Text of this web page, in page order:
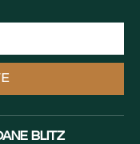
BLITZ